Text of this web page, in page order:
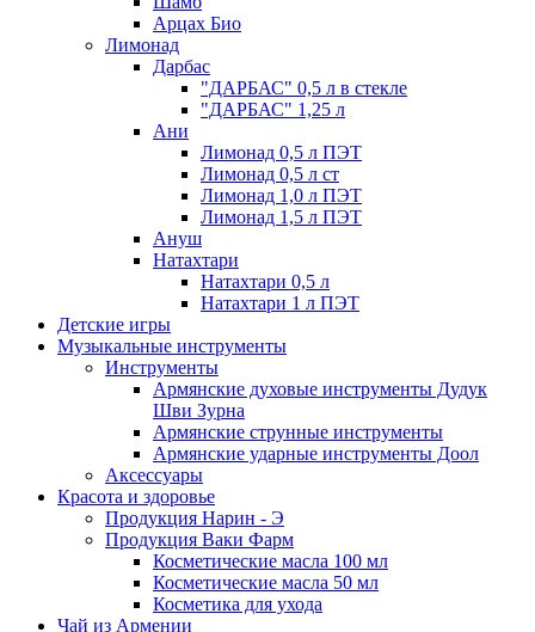
Арцах Био
Лимонад
Дарбас
"ДАРБАС" 0,5 л в стекле
"ДАРБАС" 1,25 л
Ани
Лимонад 0,5 л ПЭТ
Лимонад 0,5 л ст
Лимонад 1,0 л ПЭТ
Лимонад 1,5 л ПЭТ
Ануш
Натахтари
Натахтари 0,5 л
Натахтари 1 л ПЭТ
Детские игры
Музыкальные инструменты
Инструменты
Армянские духовые инструменты Дудук
Шви Зурна
Армянские струнные инструменты
Армянские ударные инструменты Доол
Аксессуары
Красота и здоровье
Продукция Нарин - Э
Продукция Ваки Фарм
Косметические масла 100 мл
Косметические масла 50 мл
Косметика для ухода
Чай из Армении